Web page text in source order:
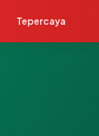
Tepercaya